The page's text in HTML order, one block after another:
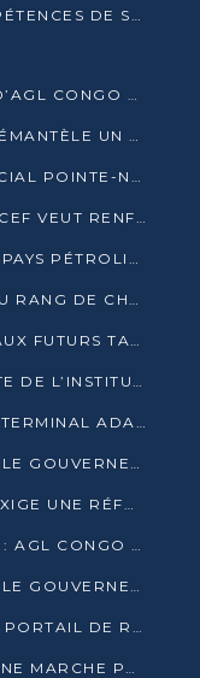
AGL CONGO RENFORCE LES COMPÉTENCES DE SES ÉQUIPES AVEC LA CERTIFICATION CACES® R483
JUSQU’EN JUILLET
FRAUDE À LA SIMBOX : L’ARPCE DÉMANTÈLE UN RÉSEAU UTILISANT DES CARTES SIM OUGANDAISES
CONGO TERMINAL ET LE SAMU SOCIAL POINTE-NOIRE RENOUVELLENT LEUR PARTENARIAT EN FAVEUR DES JEUNES VULNÉRABLES
ENSEIGNEMENT SUPÉRIEUR : L’UNICEF VEUT RENFORCER LA RECHERCHE SUR LES QUESTIONS DE L’ENFANCE
CARBURANT : LE PARADOXE D’UN PAYS PÉTROLIER CONFRONTÉ À DES PÉNURIES RÉCURRENTES
MAIXENT RAOUL OMINGA ÉLEVÉ AU RANG DE CHEVALIER DE L’ORDRE DE L’AMITIÉ ENTRE LA RUSSIE ET LE CONGO
AGL CONGO OUVRE SES PORTES AUX FUTURS TALENTS DE LA LOGISTIQUE
ÉTIENNE PAKA CONFIRMÉ À LA TÊTE DE L’INSTITUT GÉOGRAPHIQUE NATIONAL
PORT DE POINTE-NOIRE : CONGO TERMINAL ADAPTE SON DRAGAGE AUX SABLES BITUMINEUX
JOURNÉE DE L’ENFANT AFRICAIN : LE GOUVERNEMENT RÉAFFIRME SON ENGAGEMENT POUR L’ACCÈS À L’EAU ET À L’ASSAINISSEMENT
FMI–CONGO : LA SOCIÉTÉ CIVILE EXIGE UNE RÉFORME DE LA FISCALITÉ PÉTROLIÈRE
JOURNÉE MONDIALE DES OCÉANS : AGL CONGO MOBILISE SES COLLABORATEURS POUR LA PRÉSERVATION DE LA BIODIVERSITÉ MARINE
JOURNÉE DE L’ENFANT AFRICAIN : LE GOUVERNEMENT MOBILISÉ POUR L’HYGIÈNE DANS LES ORPHELINATS
LCDE DÉMENT L’OUVERTURE D’UN PORTAIL DE RECRUTEMENT ET APPELLE À LA VIGILANCE
TRAVERSÉE DU MAYOMBE 2026 : UNE MARCHE POUR SENSIBILISER ET DÉPISTER AU DIABÈTE